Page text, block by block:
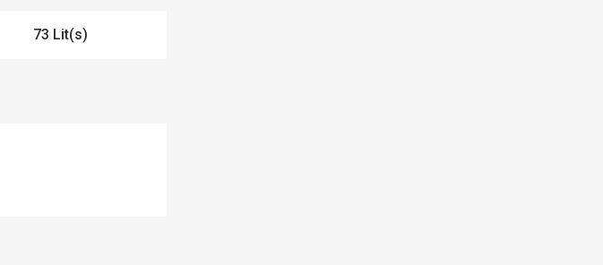
73 Lit(s)